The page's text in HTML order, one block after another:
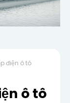
điện ô tô
ô tô